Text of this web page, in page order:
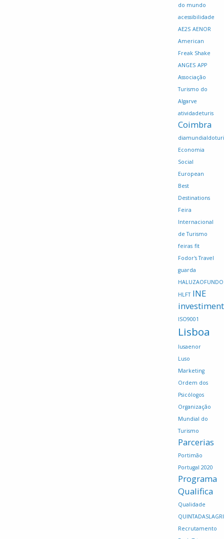
do mundo
acessibilidade
AE2S AENOR
American
Freak Shake
ANGES APP
Associação
Turismo do
Algarve
atividadeturis
Coimbra
Economia
Social
European
Best
Destinations
Feira
Internacional
de Turismo
feiras fit
Fodor's Travel
guarda
HLFT INE
ISO9001
Lisboa
lusaenor
Luso
Marketing
Ordem dos
Psicólogos
Organização
Mundial do
Turismo
Parcerias
Portimão
Portugal 2020
Programa
Qualifica
Qualidade
Recrutamento